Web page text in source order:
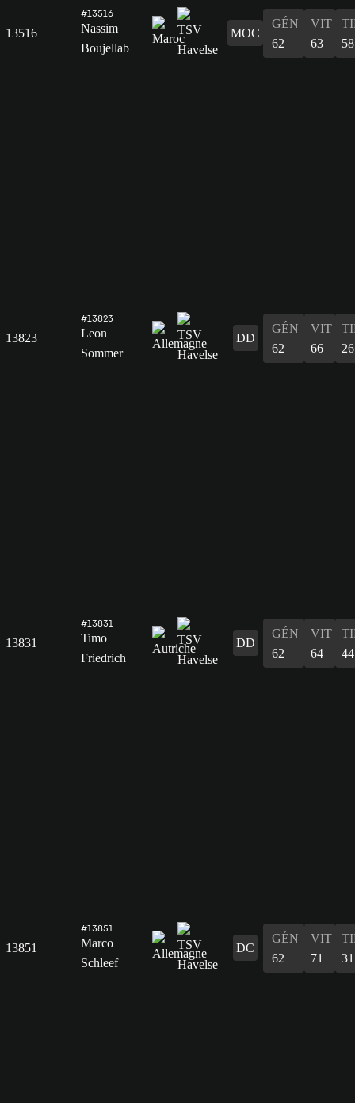
13516
#13516
Nassim
Boujellab
MOC
GÉN
62
VIT
63
58
13823
#13823
Leon
Sommer
DD
GÉN
62
VIT
66
26
13831
#13831
Timo
Friedrich
DD
GÉN
62
VIT
64
44
13851
#13851
Marco
Schleef
DC
GÉN
62
VIT
71
31